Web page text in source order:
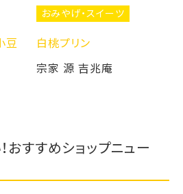
豆
おみやげ・スイーツ
白桃プリン
宗家 源 吉兆庵
おすすめショップニュー